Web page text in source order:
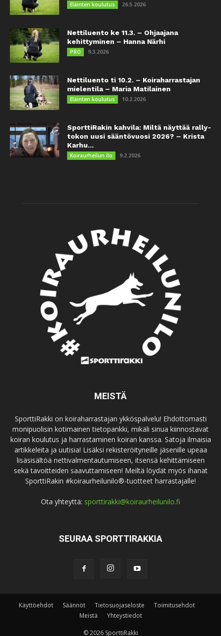
Eläinten koulutus 26.5.2026
Nettiluento ke 11.3. – Ohjaajana
kehittyminen – Hanna Närhi
PRO 9.3.2026
Nettiluento ti 10.2. – Koiraharrastajan
mielentila – Maria Matilainen
Eläinten koulutus 10.2.2026
SporttiRakin kahvila: Miltä näyttää rally-
tokon uusi sääntövuosi 2026? – Krista
Karhu...
Koiraurheilun ilo 9.2.2026
MEISTÄ
SporttiRakki on koiraharrastajan ykköspalvelu! Ehdottomasti
monipuolisin kotimainen tietopankki, mikäli sinua kiinnostavat
koiran koulutus ja harrastaminen koiran kanssa. Satoja ilmaisia
artikkeleita ja uutisia! Lisäksi rekisteröityneille jäsenille upeaa
lisäsisältöä nettivalmentautumiseen, itsensä kehittämiseen
sekä tavoitteiden saavuttamiseen! Meiltä löydät myös ihanat
SporttiRakin #koiraurheilunilo®-tuotteet harrastajalle!
Ota yhteyttä: sporttirakki@koiraurheilunilo.fi
SEURAA SPORTTIRAKKIA
Käyttöehdot Säännöt Tietosuojaseloste
Toimitusehdot
Meistä
Yhteystiedot
© 2026 SporttiRakki